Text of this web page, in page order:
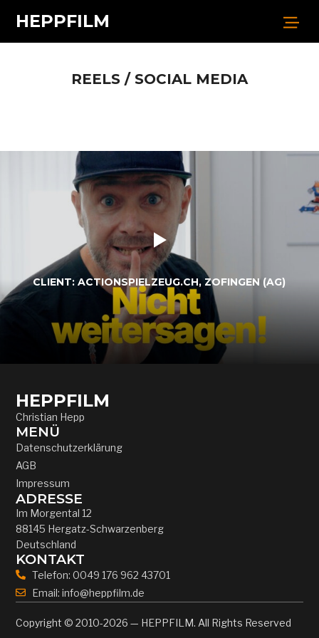
HEPPFILM
REELS / SOCIAL MEDIA
CLIENT: ACTIONSPIELZEUG.CH, ZOFINGEN (AG)
HEPPFILM
Christian Hepp
MENÜ
Datenschutzerklärung
AGB
Impressum
ADRESSE
Im Morgental 12
88145 Hergatz-Schwarzenberg
Deutschland
KONTAKT
Telefon: 0049 176 962 43701
Email: info@heppfilm.de
Copyright © 2010-2026 — HEPPFILM. All Rights Reserved